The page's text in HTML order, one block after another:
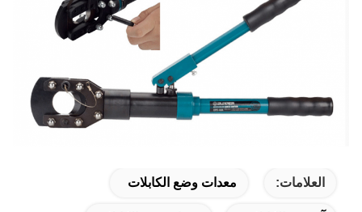
العلامات: معدات وضع الكابلات